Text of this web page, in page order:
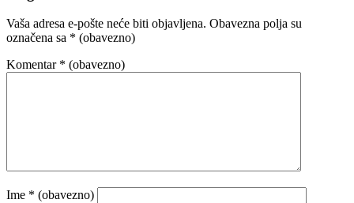
Vaša adresa e-pošte neće biti objavljena. Obavezna polja su
označena sa * (obavezno)
Komentar * (obavezno)
Ime * (obavezno)